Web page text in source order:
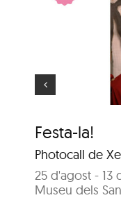
Festa-la!
Photocall de
25 d'agost - 13
Museu dels
El